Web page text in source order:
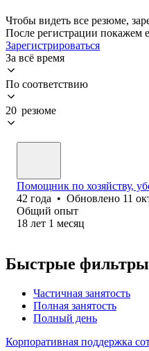
Чтобы видеть все резюме,
После регистрации покажем
Зарегистрироваться
За всё время
По соответствию
20 резюме
Помощник по хозяйству,
42 года • Обновлено 11
Общий опыт
18 лет 1 месяц
Быстрые фильтры
Частичная занятость
Полная занятость
Полный день
Корпоративная поддержка